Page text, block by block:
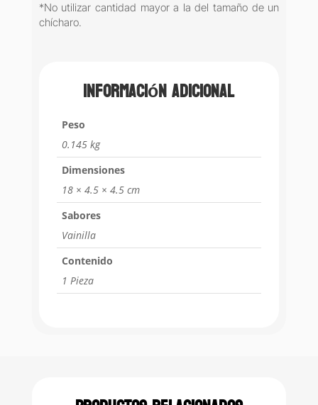
*No utilizar cantidad mayor a la del tamaño de un
chícharo.
Información adicional
Peso
0.145 kg
Dimensiones
18 × 4.5 × 4.5 cm
Sabores
Vainilla
Contenido
1 Pieza